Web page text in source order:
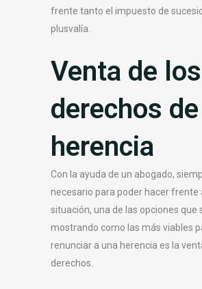
frente tanto el impuesto de
plusvalía.
Venta de los
derechos
herencia
Con la ayuda de un abogado,
necesario para poder hacer frente
situación, una de las opciones que
mostrando como las más viables
renunciar a una herencia es la
derechos.